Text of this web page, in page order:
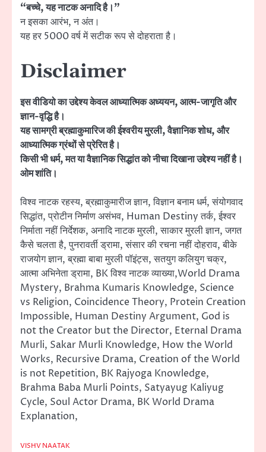
“बच्चे, यह नाटक अनादि है।”
न इसका आरंभ, न अंत।
यह हर 5000 वर्ष में सटीक रूप से दोहराता है।
Disclaimer
इस वीडियो का उद्देश्य केवल आध्यात्मिक अध्ययन, आत्म-जागृति और
ज्ञान-वृद्धि है।
यह सामग्री ब्रह्माकुमारिज की ईश्वरीय मुरली, वैज्ञानिक शोध, और
आध्यात्मिक ग्रंथों से प्रेरित है।
किसी भी धर्म, मत या वैज्ञानिक सिद्धांत को नीचा दिखाना उद्देश्य नहीं है।
ओम शांति।
विश्व नाटक रहस्य, ब्रह्माकुमारीज ज्ञान, विज्ञान बनाम धर्म, संयोगवाद
सिद्धांत, प्रोटीन निर्माण असंभव, Human Destiny तर्क, ईश्वर
निर्माता नहीं निर्देशक, अनादि नाटक मुरली, साकार मुरली ज्ञान, जगत
कैसे चलता है, पुनरावर्ती ड्रामा, संसार की रचना नहीं दोहराव, बीके
राजयोग ज्ञान, ब्रह्मा बाबा मुरली पॉइंट्स, सतयुग कलियुग चक्र,
आत्मा अभिनेता ड्रामा, BK विश्व नाटक व्याख्या,World Drama
Mystery, Brahma Kumaris Knowledge, Science
vs Religion, Coincidence Theory, Protein Creation
Impossible, Human Destiny Argument, God is
not the Creator but the Director, Eternal Drama
Murli, Sakar Murli Knowledge, How the World
Works, Recursive Drama, Creation of the World
is not Repetition, BK Rajyoga Knowledge,
Brahma Baba Murli Points, Satyayug Kaliyug
Cycle, Soul Actor Drama, BK World Drama
Explanation,
VISHV NAATAK